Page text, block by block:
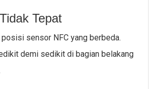
Tepat
sensor NFC yang berbeda.
demi sedikit di bagian belakang